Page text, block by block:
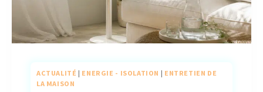
ACTUALITÉ | ENERGIE - ISOLATION | ENTRETIEN DE
LA MAISON